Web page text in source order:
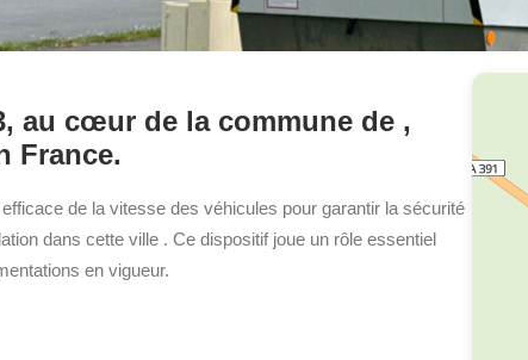
au cœur de la commune de ,
France.
de la vitesse des véhicules pour garantir la sécurité
dans cette ville . Ce dispositif joue un rôle essentiel
en vigueur.